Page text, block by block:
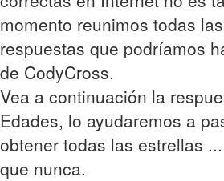
momento reunimos todas
respuestas que podríamos
de CodyCross.
Vea a continuación la
Edades, lo ayudaremos a
obtener todas las estrellas
que nunca.